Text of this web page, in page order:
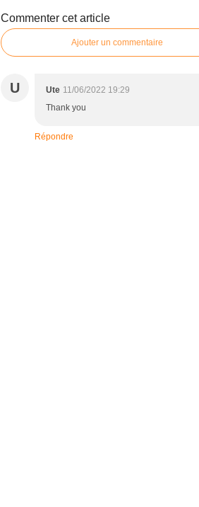
Commenter cet article
Ajouter un commentaire
U Ute 11/06/2022 19:29
Thank you
Répondre